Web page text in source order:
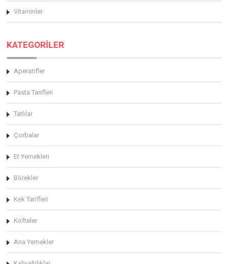
Vitaminler
KATEGORİLER
Aperatifler
Pasta Tarifleri
Tatlılar
Çorbalar
Et Yemekleri
Börekler
Kek Tarifleri
Köfteler
Ana Yemekler